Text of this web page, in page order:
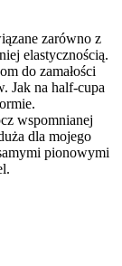
zarówno z
elastycznością.
do zamałości
Jak na half-cupa
wspomnianej
dla mojego
pionowymi